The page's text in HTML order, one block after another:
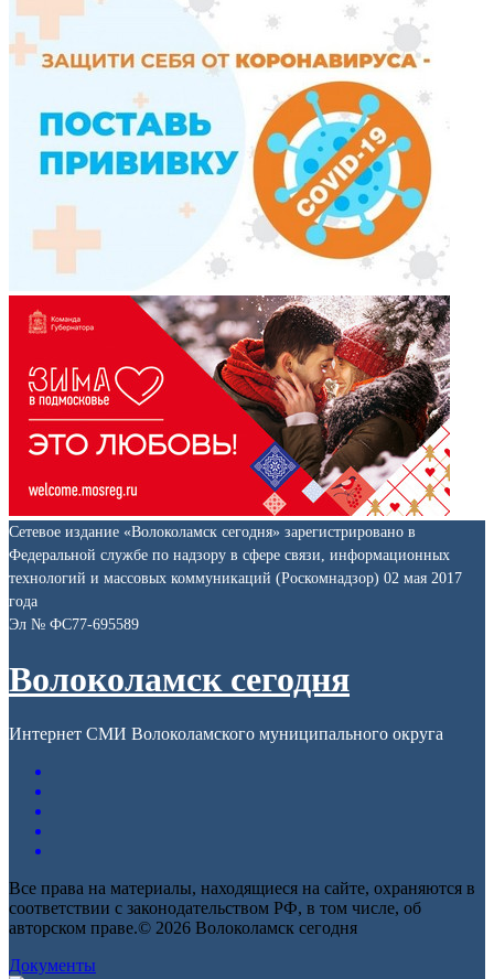
Сетевое издание «Волоколамск сегодня» зарегистрировано в
Федеральной службе по надзору в сфере связи, информационных
технологий и массовых коммуникаций (Роскомнадзор) 02 мая 2017
года
Эл № ФС77-695589
Волоколамск сегодня
Интернет СМИ Волоколамского муниципального округа
Все права на материалы, находящиеся на сайте, охраняются в
соответствии с законодательством РФ, в том числе, об
авторском праве.© 2026 Волоколамск сегодня
Документы